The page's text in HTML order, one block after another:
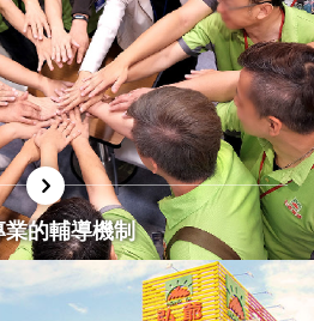
要您擁有經營門市的能力。
讓你身歷其境，能夠更快瞭解經
業的輔導機制
實積極，專業輔導力強。